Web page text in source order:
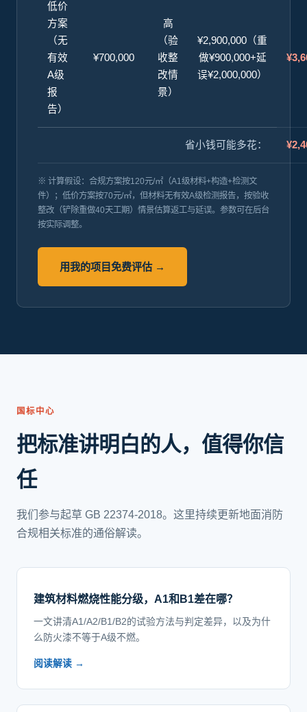
低价
方案
（无
有效
A级
报
告）
¥700,000
高
（验
收整
改情
景）
¥2,900,000（重
做¥900,000+延
误¥2,000,000）
省小钱可能多花：
※ 计算假设：合规方案按120元/㎡（A1级材料+构造+检测文
件）；低价方案按70元/㎡，但材料无有效A级检测报告，按验收
整改（铲除重做40天工期）情景估算返工与延误。参数可在后台
按实际调整。
用我的项目免费评估 →
国标中心
把标准讲明白的人，值得你信
任
我们参与起草 GB 22374-2018。这里持续更新地面消防
合规相关标准的通俗解读。
建筑材料燃烧性能分级，A1和B1差在哪？
一文讲清A1/A2/B1/B2的试验方法与判定差异，以及为什
么防火漆不等于A级不燃。
阅读解读 →